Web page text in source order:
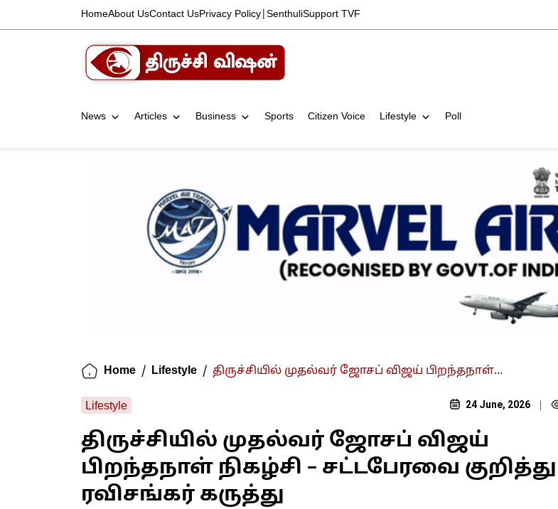
HomeAbout UsContact UsPrivacy Policy SenthuliSupport TVF
News Articles Business Sports Citizen Voice Lifestyle Poll
Home / Lifestyle / திருச்சியில் முதல்வர் ஜோசப் விஜய் பிறந்தநாள்...
Lifestyle 24 June, 2026
திருச்சியில் முதல்வர் ஜோசப் விஜய்
பிறந்தநாள் நிகழ்சி – சட்டபேரவை குறித்து
ரவிசங்கர் கருத்து